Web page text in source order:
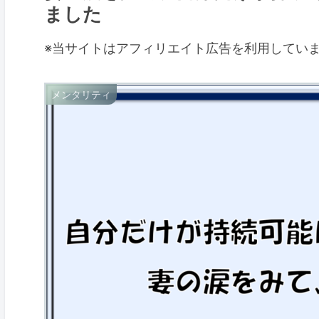
ました
※当サイトはアフィリエイト広告を利用してい
メンタリティ